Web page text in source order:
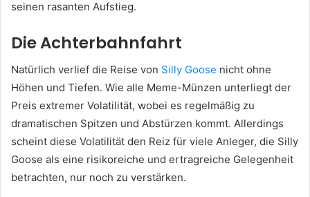
seinen rasanten Aufstieg.
Die Achterbahnfahrt
Natürlich verlief die Reise von Silly Goose nicht ohne
Höhen und Tiefen. Wie alle Meme-Münzen unterliegt der
Preis extremer Volatilität, wobei es regelmäßig zu
dramatischen Spitzen und Abstürzen kommt. Allerdings
scheint diese Volatilität den Reiz für viele Anleger, die Silly
Goose als eine risikoreiche und ertragreiche Gelegenheit
betrachten, nur noch zu verstärken.